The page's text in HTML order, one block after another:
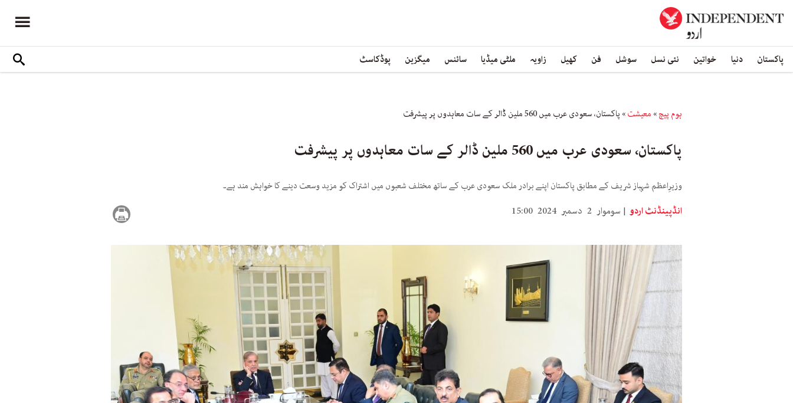
پاکستان دنیا خواتین نئی نسل سوشل فن کھیل زاویہ ملٹی میڈیا سائنس میگزین پوڈکاسٹ
ہوم پیچ» معیشت» پاکستان، سعودی عرب میں 560 ملین ڈالر کے سات معاہدوں پر پیشرفت
پاکستان، سعودی عرب میں 560 ملین ڈالر کے سات معاہدوں پر پیشرفت
وزیرِاعظم شہباز شریف کے مطابق پاکستان اپنے برادر ملک سعودی عرب کے ساتھ مختلف شعبوں میں اشتراک کو مزید وسعت دینے کا خواہش مند ہے۔
انڈپینڈنٹ اردو سوموار 2 دسمبر 2024 15:00